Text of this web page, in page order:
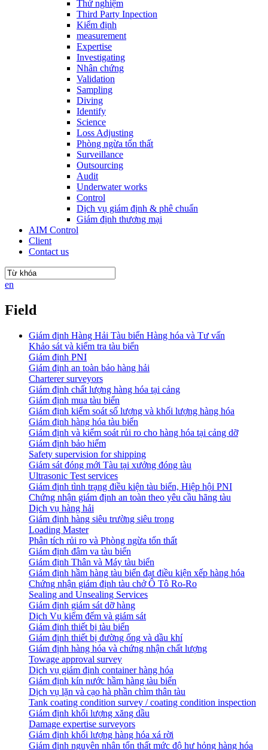
Thử nghiệm
Third Party Inpection
Kiểm định
measurement
Expertise
Investigating
Nhân chứng
Validation
Sampling
Diving
Identify
Science
Loss Adjusting
Phòng ngừa tổn thất
Surveillance
Outsourcing
Audit
Underwater works
Control
Dịch vụ giám định & phê chuẩn
Giám định thương mại
AIM Control
Client
Contact us
en
Field
Giám định Hàng Hải Tàu biển Hàng hóa và Tư vấn
Khảo sát và kiểm tra tàu biển
Giám định PNI
Giám định an toàn bảo hàng hải
Charterer surveyors
Giám định chất lượng hàng hóa tại cảng
​Giám định mua tàu biển
Giám định kiểm soát số lượng và khối lượng hàng hóa
Giám định hàng hóa tàu biển
Giám định và kiểm soát rủi ro cho hàng hóa tại cảng dỡ
Giám định bảo hiểm
Safety supervision for shipping
Giám sát đóng mới Tàu tại xưởng đóng tàu
Ultrasonic Test services
Giám định tình trạng điều kiện tàu biển, Hiệp hội PNI
Chứng nhận giám định an toàn theo yêu cầu hãng tàu
Dịch vụ hàng hải
Giám định hàng siêu trường siêu trọng
Loading Master
Phân tích rủi ro và Phòng ngừa tổn thất
​Giám định đâm va tàu biển
Giám định Thân và Máy tàu biển
​Giám định hầm hàng tàu biển đạt điều kiện xếp hàng hóa
Chứng nhận giám định tàu chở Ô Tô Ro-Ro
Sealing and Unsealing Services
Giám định giám sát dỡ hàng
Dịch Vụ kiểm đếm và giám sát
Giám định thiết bị tàu biển
Giám định thiết bị đường ống và dầu khí
Giám định hàng hóa và chứng nhận chất lượng
Towage approval survey
Dịch vụ giám định container hàng hóa
Giám định kín nước hầm hàng tàu biển
Dịch vụ lặn và cạo hà phần chìm thân tàu
Tank coating condition survey / coating condition inspection
Giám định khối lượng xăng dầu
Damage expertise surveyors
Giám định khối lượng hàng hóa xá rời
Giám định nguyên nhân tổn thất mức độ hư hỏng hàng hóa